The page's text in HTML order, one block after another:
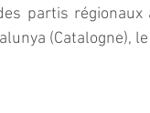
partis
(Catalogne),